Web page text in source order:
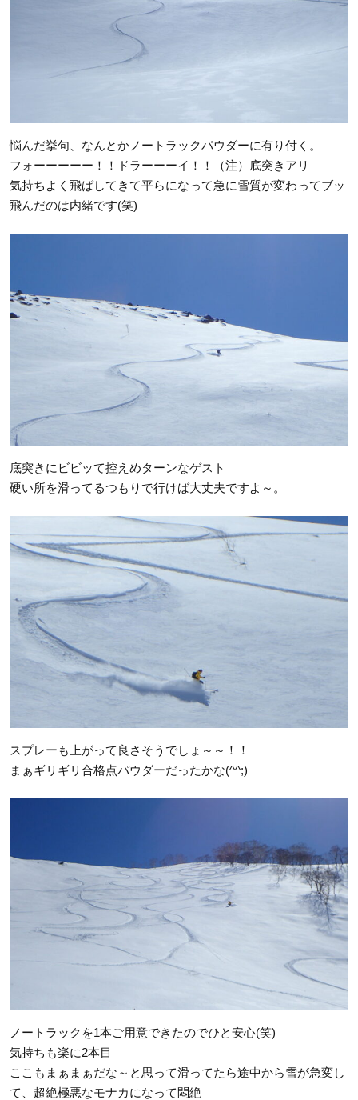
悩んだ挙句、なんとかノートラックパウダーに有り付く。
フォーーーーー！！ドラーーーイ！！（注）底突きアリ
気持ちよく飛ばしてきて平らになって急に雪質が変わってブッ
飛んだのは内緒です(笑)
底突きにビビッて控えめターンなゲスト
硬い所を滑ってるつもりで行けば大丈夫ですよ～。
スプレーも上がって良さそうでしょ～～！！
まぁギリギリ合格点パウダーだったかな(^^;)
ノートラックを1本ご用意できたのでひと安心(笑)
気持ちも楽に2本目
ここもまぁまぁだな～と思って滑ってたら途中から雪が急変し
て、超絶極悪なモナカになって悶絶